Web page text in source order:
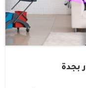
بجدة